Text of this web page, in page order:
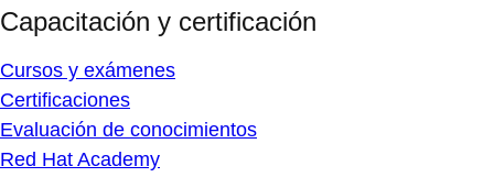
Capacitación y certificación
Cursos y exámenes
Certificaciones
Evaluación de conocimientos
Red Hat Academy